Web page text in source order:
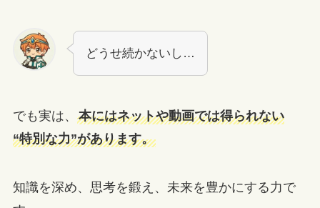
どうせ続かないし…
でも実は、 本にはネットや動画では得られない
“特別な力”があります。
知識を深め、思考を鍛え、未来を豊かにする力で